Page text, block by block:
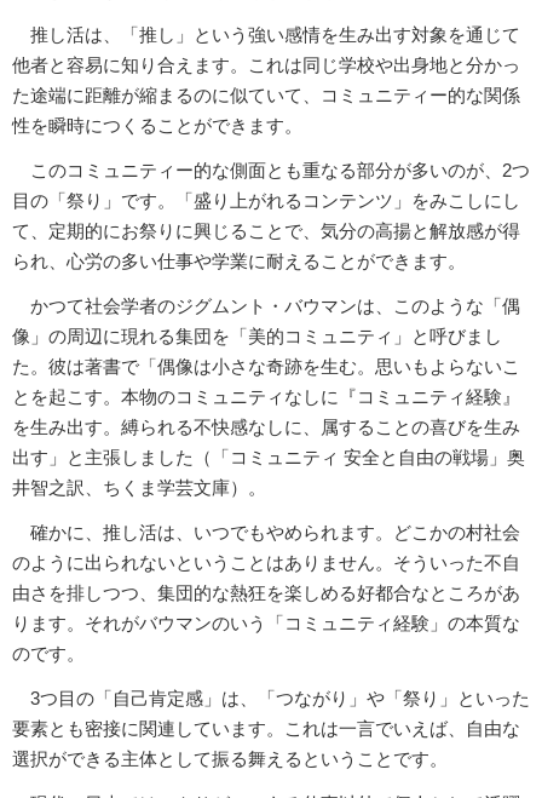
推し活は、「推し」という強い感情を生み出す対象を通じて
他者と容易に知り合えます。これは同じ学校や出身地と分かっ
た途端に距離が縮まるのに似ていて、コミュニティー的な関係
性を瞬時につくることができます。
このコミュニティー的な側面とも重なる部分が多いのが、2つ
目の「祭り」です。「盛り上がれるコンテンツ」をみこしにし
て、定期的にお祭りに興じることで、気分の高揚と解放感が得
られ、心労の多い仕事や学業に耐えることができます。
かつて社会学者のジグムント・バウマンは、このような「偶
像」の周辺に現れる集団を「美的コミュニティ」と呼びまし
た。彼は著書で「偶像は小さな奇跡を生む。思いもよらないこ
とを起こす。本物のコミュニティなしに『コミュニティ経験』
を生み出す。縛られる不快感なしに、属することの喜びを生み
出す」と主張しました（「コミュニティ 安全と自由の戦場」奥
井智之訳、ちくま学芸文庫）。
確かに、推し活は、いつでもやめられます。どこかの村社会
のように出られないということはありません。そういった不自
由さを排しつつ、集団的な熱狂を楽しめる好都合なところがあ
ります。それがバウマンのいう「コミュニティ経験」の本質な
のです。
3つ目の「自己肯定感」は、「つながり」や「祭り」といった
要素とも密接に関連しています。これは一言でいえば、自由な
選択ができる主体として振る舞えるということです。